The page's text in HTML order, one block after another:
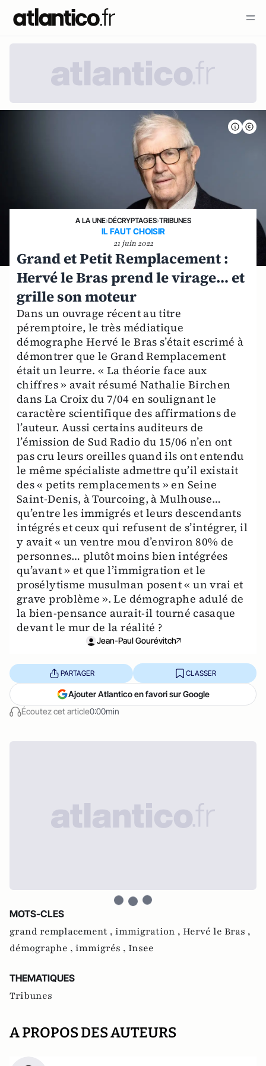
A LA UNE›DÉCRYPTAGES›TRIBUNES
IL FAUT CHOISIR
21 juin 2022
Grand et Petit Remplacement :
Hervé le Bras prend le virage… et
grille son moteur
Dans un ouvrage récent au titre
péremptoire, le très médiatique
démographe Hervé le Bras s’était escrimé à
démontrer que le Grand Remplacement
était un leurre. « La théorie face aux
chiffres » avait résumé Nathalie Birchen
dans La Croix du 7/04 en soulignant le
caractère scientifique des affirmations de
l’auteur. Aussi certains auditeurs de
l’émission de Sud Radio du 15/06 n’en ont
pas cru leurs oreilles quand ils ont entendu
le même spécialiste admettre qu’il existait
des « petits remplacements » en Seine
Saint-Denis, à Tourcoing, à Mulhouse…
qu’entre les immigrés et leurs descendants
intégrés et ceux qui refusent de s’intégrer, il
y avait « un ventre mou d’environ 80% de
personnes… plutôt moins bien intégrées
qu’avant » et que l’immigration et le
prosélytisme musulman posent « un vrai et
grave problème ». Le démographe adulé de
la bien-pensance aurait-il tourné casaque
devant le mur de la réalité ?
Jean-Paul Gourévitch
Écoutez cet article0:00min
PARTAGER CLASSER
Ajouter Atlantico en favori sur Google
MOTS-CLES
grand remplacement , immigration , Hervé le Bras ,
démographe , immigrés , Insee
THEMATIQUES
Tribunes
A PROPOS DES AUTEURS